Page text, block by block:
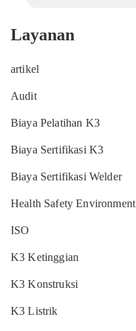
Layanan
artikel
Audit
Biaya Pelatihan K3
Biaya Sertifikasi K3
Biaya Sertifikasi Welder
Health Safety Environment
ISO
K3 Ketinggian
K3 Konstruksi
K3 Listrik